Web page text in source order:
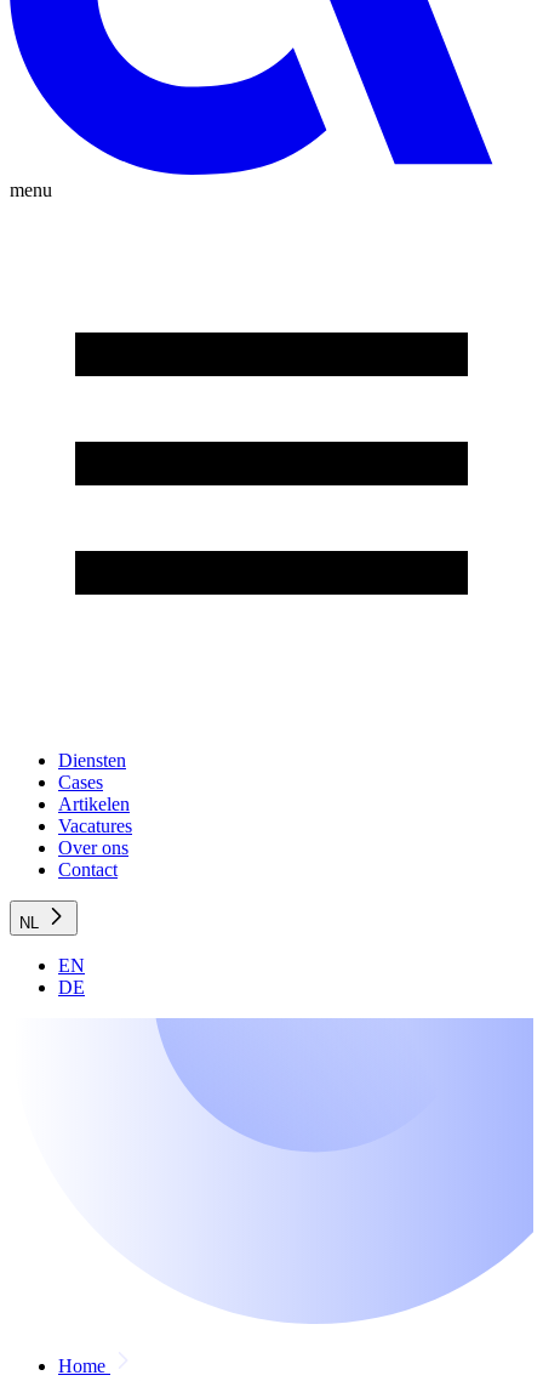
menu
Diensten
Cases
Artikelen
Vacatures
Over ons
Contact
NL
EN
DE
Home